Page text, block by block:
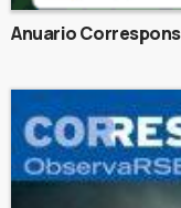
Anuario